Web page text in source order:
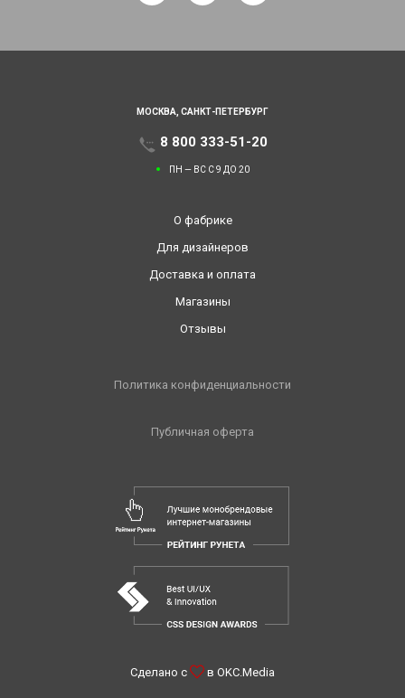
МОСКВА, САНКТ-ПЕТЕРБУРГ
8 800 333-51-20
ПН — ВС С 9 ДО 20
О фабрике
Для дизайнеров
Доставка и оплата
Магазины
Отзывы
Политика конфиденциальности
Публичная оферта
Сделано с в OKC.Media